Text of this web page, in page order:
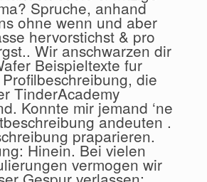
Spruche, anhand
ohne wenn und aber
hervorstichst & pro
Wir anschwarzen dir
Beispieltexte fur
die
TinderAcademy
Konnte mir jemand ‘ne
andeuten .
praparieren.
Hinein. Bei vielen
vermogen wir